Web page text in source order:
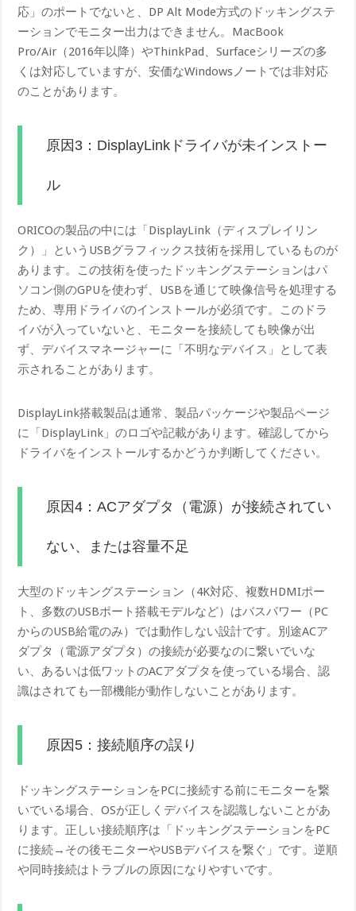
応」のポートでないと、DP Alt Mode方式のドッキングステ
ーションでモニター出力はできません。MacBook
Pro/Air（2016年以降）やThinkPad、Surfaceシリーズの多
くは対応していますが、安価なWindowsノートでは非対応
のことがあります。
原因3：DisplayLinkドライバが未インストー
ル
ORICOの製品の中には「DisplayLink（ディスプレイリン
ク）」というUSBグラフィックス技術を採用しているものが
あります。この技術を使ったドッキングステーションはパ
ソコン側のGPUを使わず、USBを通じて映像信号を処理する
ため、専用ドライバのインストールが必須です。このドラ
イバが入っていないと、モニターを接続しても映像が出
ず、デバイスマネージャーに「不明なデバイス」として表
示されることがあります。
DisplayLink搭載製品は通常、製品パッケージや製品ページ
に「DisplayLink」のロゴや記載があります。確認してから
ドライバをインストールするかどうか判断してください。
原因4：ACアダプタ（電源）が接続されてい
ない、または容量不足
大型のドッキングステーション（4K対応、複数HDMIポー
ト、多数のUSBポート搭載モデルなど）はバスパワー（PC
からのUSB給電のみ）では動作しない設計です。別途ACア
ダプタ（電源アダプタ）の接続が必要なのに繋いでいな
い、あるいは低ワットのACアダプタを使っている場合、認
識はされても一部機能が動作しないことがあります。
原因5：接続順序の誤り
ドッキングステーションをPCに接続する前にモニターを繋
いでいる場合、OSが正しくデバイスを認識しないことがあ
ります。正しい接続順序は「ドッキングステーションをPC
に接続→その後モニターやUSBデバイスを繋ぐ」です。逆順
や同時接続はトラブルの原因になりやすいです。